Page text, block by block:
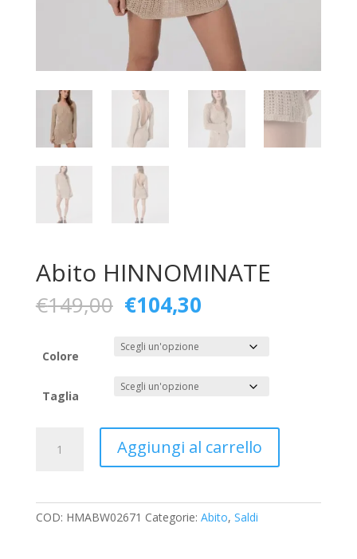
Abito HINNOMINATE
€149,00 Il
prezzo
originale
era:
€149,00.
€104,30Il
attuale
€104,30.
Colore
Taglia
HINNOMINATE
Aggiungi al carrello
COD: HMABW02671 Categorie: Abito, Saldi